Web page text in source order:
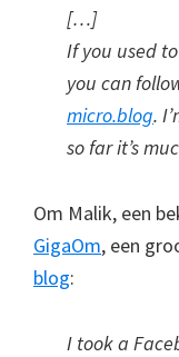
[…]
If you used
you can
micro.blog.
so far it’s
Om Malik, een
GigaOm, een
blog:
I took a